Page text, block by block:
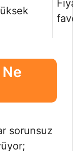
sorunsuz